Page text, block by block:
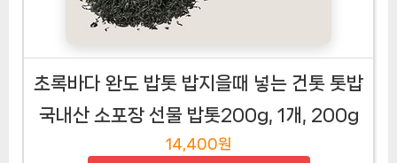
초록바다 완도 밥톳 밥지을때 넣는 건톳 톳밥
국내산 소포장 선물 밥톳200g, 1개, 200g
14,400원